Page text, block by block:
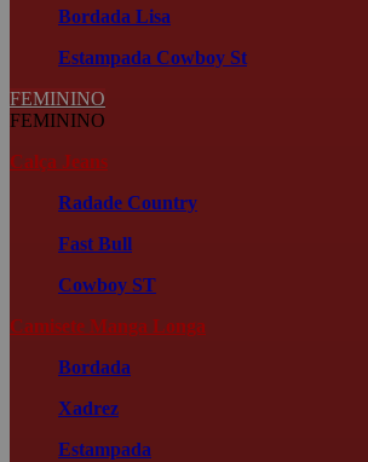
Bordada Lisa
Estampada Cowboy St
FEMININO
FEMININO
Calça Jeans
Radade Country
Fast Bull
Cowboy ST
Camisete Manga Longa
Bordada
Xadrez
Estampada